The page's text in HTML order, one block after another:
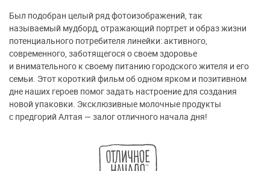
Был подобран целый ряд фотоизображений, так
называемый мудборд, отражающий портрет и образ жизни
потенциального потребителя линейки: активного,
современного, заботящегося о своем здоровье
и внимательного к своему питанию городского жителя и его
семьи. Этот короткий фильм об одном ярком и позитивном
дне наших героев помог задать настроение для создания
новой упаковки. Эксклюзивные молочные продукты
с предгорий Алтая — залог отличного начала дня!